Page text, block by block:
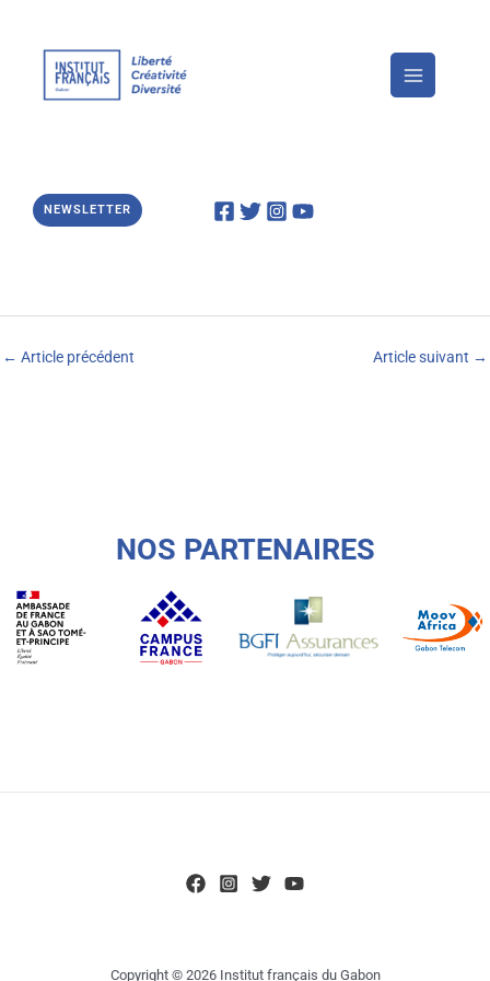
NEWSLETTER
← Article précédent Article suivant →
NOS PARTENAIRES
Copyright © 2026 Institut français du Gabon